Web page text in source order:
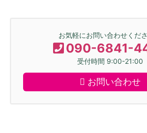
お気軽にお問い合わせくださ
090-6841-
受付時間 9:00-21:00
お問い合わせ